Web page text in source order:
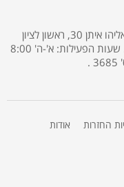
האתר מופעל ע"י בית מרקחת פארמה תמר, אליהו איתן 30, ראשון לציון
טלפון :03-9435315 פקס: 03-9511946 . שעות הפעילות: א'-ה' 8:00
החזרות
אודות